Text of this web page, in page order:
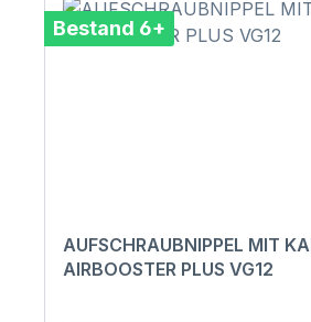
Bestand 6+
AUFSCHRAUBNIPPEL MIT
AIRBOOSTER PLUS VG12